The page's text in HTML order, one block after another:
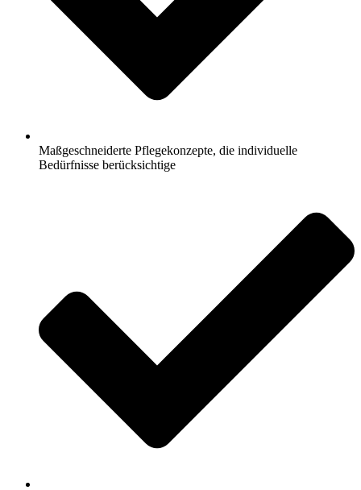
Maßgeschneiderte Pflegekonzepte, die individuelle
Bedürfnisse berücksichtige